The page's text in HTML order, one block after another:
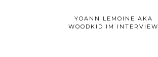
YOANN LEMOINE AKA
WOODKID IM INTERVIEW